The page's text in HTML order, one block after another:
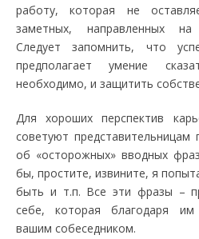
работу, которая не
заметных, направленных на
Следует запомнить, что
предполагает умение
необходимо, и защитить
Для хороших перспектив
советуют представительницам
об «осторожных» вводных
бы, простите, извините, я
быть и т.п. Все эти фразы –
себе, которая благодаря им
вашим собеседником.